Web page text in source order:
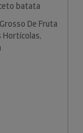
batata
De Fruta
Hortícolas,